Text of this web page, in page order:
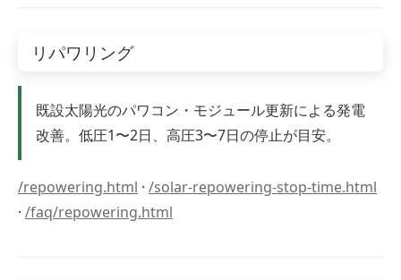
リパワリング
既設太陽光のパワコン・モジュール更新による発電
改善。低圧1〜2日、高圧3〜7日の停止が目安。
/repowering.html · /solar-repowering-stop-time.html
· /faq/repowering.html